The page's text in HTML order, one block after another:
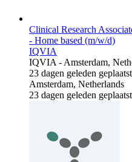
Clinical Research
- Home based (m/w/d)
IQVIA
IQVIA-Amsterdam,
23 dagen geleden geplaatst
Amsterdam, Netherlands
23 dagen geleden geplaatst